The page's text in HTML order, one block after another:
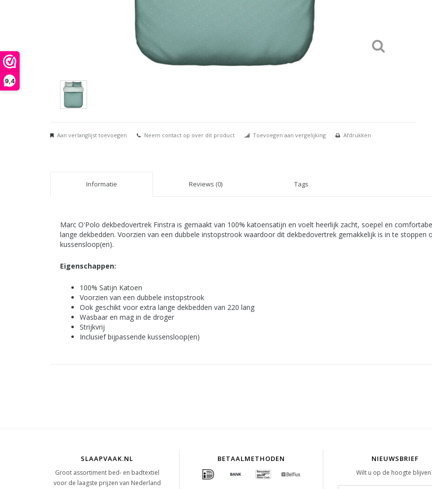
9,4
Aan verlanglijst toevoegen Neem contact op over dit product Toevoegen aan vergelijking Afdrukken
Informatie Reviews (0) Tags
Marc O'Polo dekbedovertrek Finstra is gemaakt van 100% katoensatijn en voelt heerlijk zacht, soepel en
lange dekbedden. Voorzien van een dubbele instopstrook waardoor dit dekbedovertrek gemakkelijk is in te stoppen
kussensloop(en).
Eigenschappen:
100% Satijn Katoen
Voorzien van een dubbele instopstrook
Ook geschikt voor extra lange dekbedden van 220 lang
Wasbaar en mag in de droger
Strijkvrij
Inclusief bijpassende kussensloop(en)
SLAAPVAAK.NL
Groot assortiment bed- en badtextiel
voor de laagste prijzen van Nederland
BETAALMETHODEN NIEUWSBRIEF
Wilt u op de hoogte